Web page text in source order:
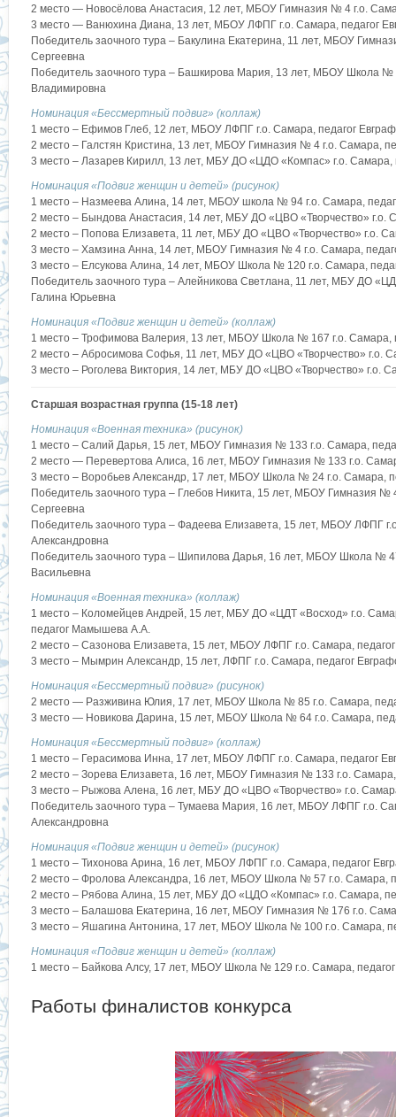
2 место — Новосёлова Анастасия, 12 лет, МБОУ Гимназия № 4 г.о.
3 место — Ванюхина Диана, 13 лет, МБОУ ЛФПГ г.о. Самара, педагог
Победитель заочного тура – Бакулина Екатерина, 11 лет, МБОУ
Сергеевна
Победитель заочного тура – Башкирова Мария, 13 лет, МБОУ Школа №
Владимировна
Номинация «Бессмертный подвиг» (коллаж)
1 место – Ефимов Глеб, 12 лет, МБОУ ЛФПГ г.о. Самара, педагог
2 место – Галстян Кристина, 13 лет, МБОУ Гимназия № 4 г.о. Самара,
3 место – Лазарев Кирилл, 13 лет, МБУ ДО «ЦДО «Компас» г.о. Самара,
Номинация «Подвиг женщин и детей» (рисунок)
1 место – Назмеева Алина, 14 лет, МБОУ школа № 94 г.о. Самара,
2 место – Бындова Анастасия, 14 лет, МБУ ДО «ЦВО «Творчество» г.о.
2 место – Попова Елизавета, 11 лет, МБУ ДО «ЦВО «Творчество» г.о.
3 место – Хамзина Анна, 14 лет, МБОУ Гимназия № 4 г.о. Самара,
3 место – Елсукова Алина, 14 лет, МБОУ Школа № 120 г.о. Самара,
Победитель заочного тура – Алейникова Светлана, 11 лет, МБУ ДО
Галина Юрьевна
Номинация «Подвиг женщин и детей» (коллаж)
1 место – Трофимова Валерия, 13 лет, МБОУ Школа № 167 г.о. Самара,
2 место – Абросимова Софья, 11 лет, МБУ ДО «ЦВО «Творчество» г.о.
3 место – Роголева Виктория, 14 лет, МБУ ДО «ЦВО «Творчество» г.о.
Старшая возрастная группа (15-18 лет)
Номинация «Военная техника» (рисунок)
1 место – Салий Дарья, 15 лет, МБОУ Гимназия № 133 г.о. Самара,
2 место — Перевертова Алиса, 16 лет, МБОУ Гимназия № 133 г.о.
3 место – Воробьев Александр, 17 лет, МБОУ Школа № 24 г.о. Самара,
Победитель заочного тура – Глебов Никита, 15 лет, МБОУ Гимназия №
Сергеевна
Победитель заочного тура – Фадеева Елизавета, 15 лет, МБОУ ЛФПГ
Александровна
Победитель заочного тура – Шипилова Дарья, 16 лет, МБОУ Школа №
Васильевна
Номинация «Военная техника» (коллаж)
1 место – Коломейцев Андрей, 15 лет, МБУ ДО «ЦДТ «Восход» г.о.
педагог Мамышева А.А.
2 место – Сазонова Елизавета, 15 лет, МБОУ ЛФПГ г.о. Самара,
3 место – Мымрин Александр, 15 лет, ЛФПГ г.о. Самара, педагог
Номинация «Бессмертный подвиг» (рисунок)
2 место — Разживина Юлия, 17 лет, МБОУ Школа № 85 г.о. Самара,
3 место — Новикова Дарина, 15 лет, МБОУ Школа № 64 г.о. Самара,
Номинация «Бессмертный подвиг» (коллаж)
1 место – Герасимова Инна, 17 лет, МБОУ ЛФПГ г.о. Самара, педагог
2 место – Зорева Елизавета, 16 лет, МБОУ Гимназия № 133 г.о.
3 место – Рыжова Алена, 16 лет, МБУ ДО «ЦВО «Творчество» г.о.
Победитель заочного тура – Тумаева Мария, 16 лет, МБОУ ЛФПГ г.о.
Александровна
Номинация «Подвиг женщин и детей» (рисунок)
1 место – Тихонова Арина, 16 лет, МБОУ ЛФПГ г.о. Самара, педагог
2 место – Фролова Александра, 16 лет, МБОУ Школа № 57 г.о. Самара,
2 место – Рябова Алина, 15 лет, МБУ ДО «ЦДО «Компас» г.о. Самара,
3 место – Балашова Екатерина, 16 лет, МБОУ Гимназия № 176 г.о.
3 место – Яшагина Антонина, 17 лет, МБОУ Школа № 100 г.о. Самара,
Номинация «Подвиг женщин и детей» (коллаж)
1 место – Байкова Алсу, 17 лет, МБОУ Школа № 129 г.о. Самара,
Работы финалистов конкурса